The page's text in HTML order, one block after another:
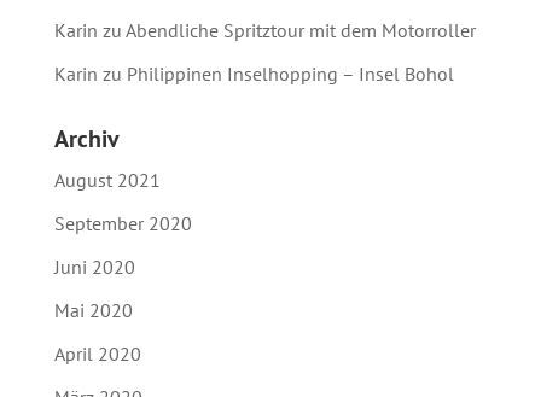
Karin zu Abendliche Spritztour mit dem Motorroller
Karin zu Philippinen Inselhopping – Insel Bohol
Archiv
August 2021
September 2020
Juni 2020
Mai 2020
April 2020